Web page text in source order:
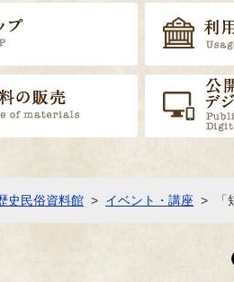
トップ
資料の販売
史民俗資料館 > イベント・講座 >